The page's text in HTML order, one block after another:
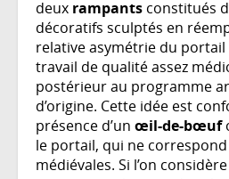
deux rampants constitués
décoratifs sculptés en
relative asymétrie du
travail de qualité assez
postérieur au programme
d’origine. Cette idée est
présence d’un œil-de-bœuf
le portail, qui ne
médiévales. Si l’on